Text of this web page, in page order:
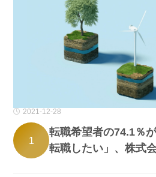
2021-12-28
1
転職希望者の74.1％
転職したい」、株式